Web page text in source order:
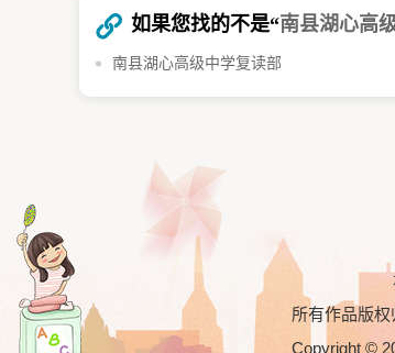
如果您找的不是“南县湖心高
南县湖心高级中学复读部
所有作品版
Copyright ©